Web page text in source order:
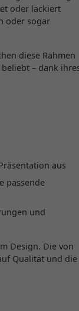
oder lackiert
oder sogar
diese Rahmen
– dank
aus
passende
und
Design. Die von
Qualität und die